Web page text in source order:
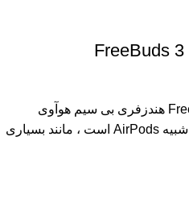
هندزفری بلوتوث هوآوی FreeBuds 3 هندزفری بی سیم هوآوی